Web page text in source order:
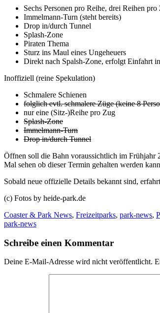
Sechs Personen pro Reihe, drei Reihen pro
Immelmann-Turn (steht bereits)
Drop in/durch Tunnel
Splash-Zone
Piraten Thema
Sturz ins Maul eines Ungeheuers
Direkt nach Spalsh-Zone, erfolgt Einfahrt
Inoffiziell (reine Spekulation)
Schmalere Schienen
folglich evtl. schmalere Züge (keine 8
nur eine (Sitz-)Reihe pro Zug
Splash-Zone
Immelmann-Turn
Drop in/durch Tunnel
Öffnen soll die Bahn voraussichtlich im Frühjahr
Mal sehen ob dieser Termin gehalten werden
Sobald neue offizielle Details bekannt sind,
(c) Fotos by heide-park.de
Coaster & Park News, Freizeitparks, park-news,
park-news
Schreibe einen Kommentar
Deine E-Mail-Adresse wird nicht veröffentlicht.